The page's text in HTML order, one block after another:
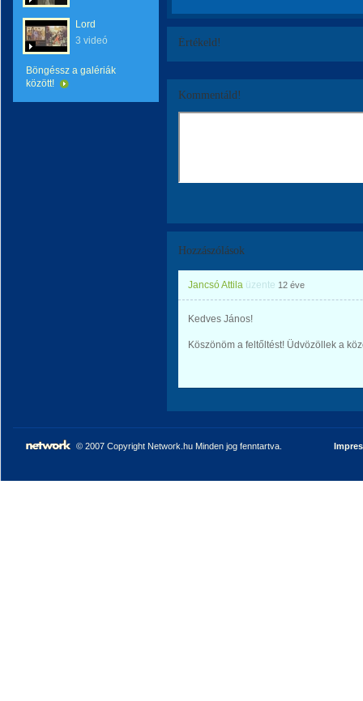
Lord
3 videó
Böngéssz a galériák
között!
Értékeld!
Kommentáld!
Hozzászólások
Jancsó Attila üzente 12 éve
Kedves János!
Köszönöm a feltőltést! Üdvözöllek a
© 2007 Copyright Network.hu Minden jog fenntartva.